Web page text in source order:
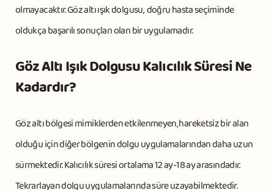
olmayacaktır. Göz altı ışık dolgusu, doğru hasta seçiminde
oldukça başarılı sonuçları olan bir uygulamadır.
Göz Altı Işık Dolgusu Kalıcılık Süresi Ne
Kadardır?
Göz altı bölgesi mimiklerden etkilenmeyen, hareketsiz bir alan
olduğu için diğer bölgenin dolgu uygulamalarından daha uzun
sürmektedir. Kalıcılık süresi ortalama 12 ay-18 ay arasındadır.
Tekrarlayan dolgu uygulamalarında süre uzayabilmektedir.